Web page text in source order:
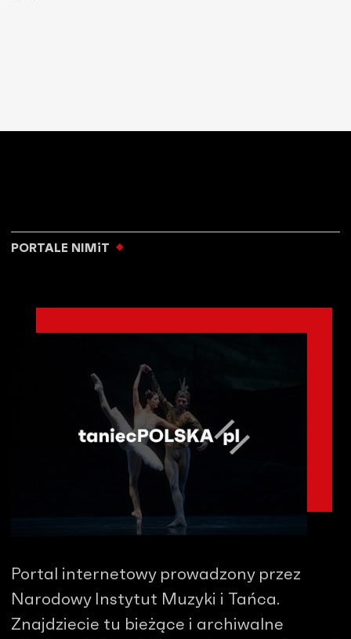
PORTALE NIMiT
Portal internetowy prowadzony przez
Narodowy Instytut Muzyki i Tańca.
Znajdziecie tu bieżące i archiwalne